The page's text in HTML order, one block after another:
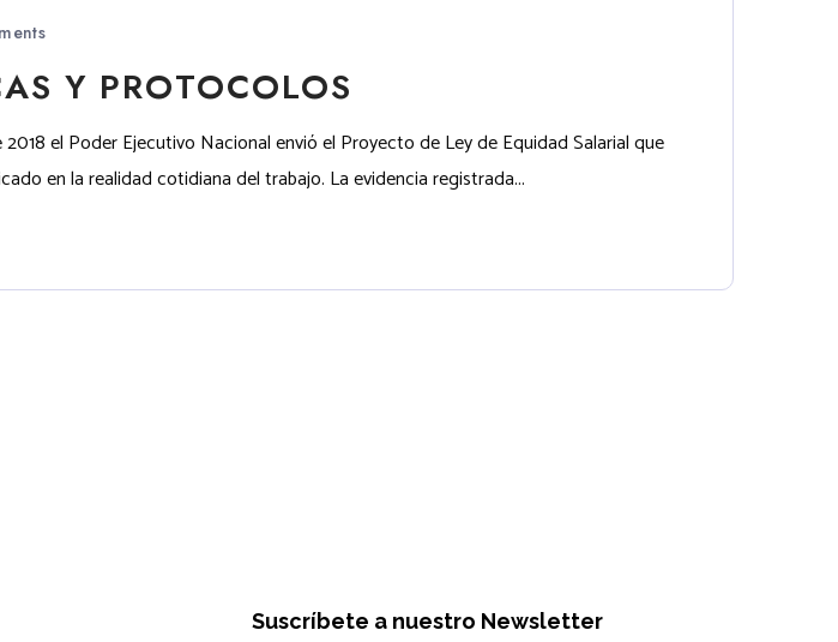
Y PROTOCOLOS
el Poder Ejecutivo Nacional envió el Proyecto de Ley de Equidad Salarial que
en la realidad cotidiana del trabajo. La evidencia registrada...
Suscríbete a nuestro Newsletter